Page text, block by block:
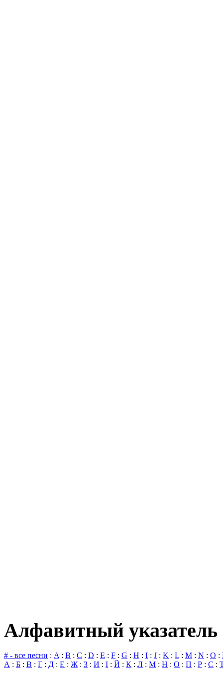
Алфавитный указатель
# - все песни : A: B : C : D : E : F : G : H : I : J : K : L : M : N : O :
А : Б : В : Г : Д : Е : Ж: З : И : І : Й : К : Л : М : Н : О : П : Р : С :